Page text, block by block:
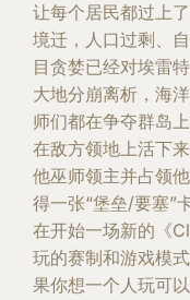
让每个居民都过上
境迁，人口过剩、
目贪婪已经对埃雷
大地分崩离析，海
师们都在争夺群岛
在敌方领地上活下
他巫师领主并占领
得一张“堡垒/要塞”
在开始一场新的《
玩的赛制和游戏模
果你想一个人玩可